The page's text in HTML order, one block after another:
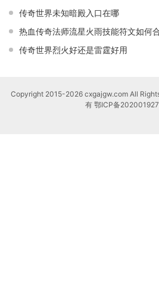
传奇世界未知暗殿入口在哪
热血传奇法师流星火雨技能符文如何
传奇世界烈火好还是雷霆好用
Copyright 2015-2026 cxgajgw.com All
有 鄂ICP备